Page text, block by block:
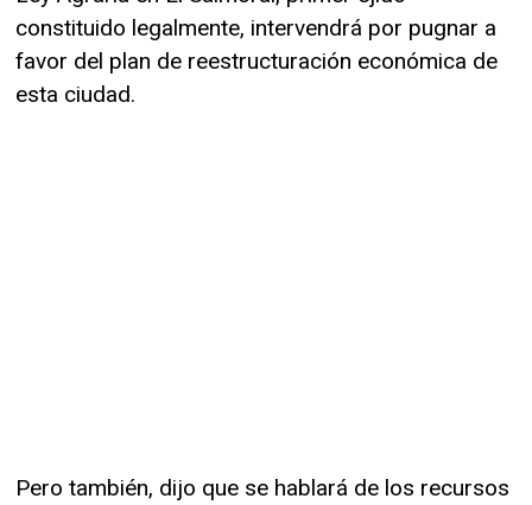
constituido legalmente, intervendrá por pugnar a
favor del plan de reestructuración económica de
esta ciudad.
Pero también, dijo que se hablará de los recursos